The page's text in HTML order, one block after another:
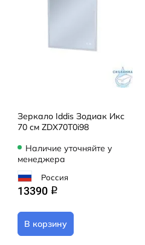
Зеркало Iddis Зодиак Икс
70 см ZDX70T0i98
Наличие уточняйте у
менеджера
Россия
13390 q
В корзину